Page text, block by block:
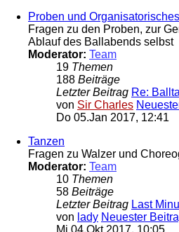
Proben und
Fragen zu den Proben, zur
Ablauf des Ballabends selbst
Moderator: Team
19 Themen
188 Beiträge
Letzter Beitrag Re:
von Sir Charles
Do 05.Jan 2017, 12:41
Tanzen
Fragen zu Walzer und
Moderator: Team
10 Themen
58 Beiträge
Letzter Beitrag Last
von lady Neuester